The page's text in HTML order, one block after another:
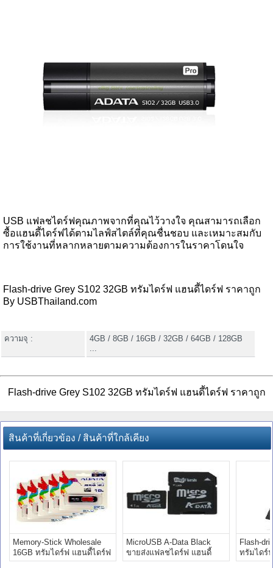
USB แฟลชไดร์ฟคุณภาพจากที่คุณไว้วางใจ คุณสามารถเลือก
ซื้อแฮนดี้ไดร์ฟได้ตามไลฟ์สไตล์ที่คุณชื่นชอบ และเหมาะสมกับ
การใช้งานที่หลากหลายตามความต้องการในราคาโดนใจ
Flash-drive Grey S102 32GB ทรัมไดร์ฟ แฮนดี้ไดร์ฟ ราคาถูก
By USBThailand.com
ความจุ :
4GB / 8GB / 16GB / 32GB / 64GB / 128GB
...
Flash-drive Grey S102 32GB ทรัมไดร์ฟ แฮนดี้ไดร์ฟ ราคาถูก
สินค้าที่เกี่ยวข้อง / สินค้าที่ใกล้เคียง
Memory-Stick Wholesale
16GB ทรัมไดร์ฟ แฮนดี้ไดร์ฟ
ราคาถูก
MicroUSB A-Data Black
ขายส่งแฟลชไดร์ฟ แฮนดี้
ไดร์ฟ ราคาถูก
Flash-
ทรัมไดร์
ถูก 64gb